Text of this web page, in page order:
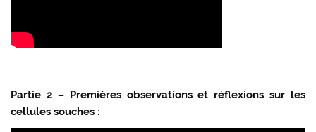
Partie 2 – Premières observations et réflexions sur les
cellules souches :